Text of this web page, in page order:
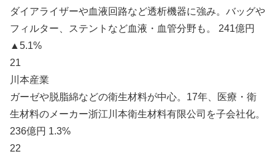
ダイアライザーや血液回路など透析機器に強み。バッグや
フィルター、ステントなど血液・血管分野も。 241億円
▲5.1%
21
川本産業
ガーゼや脱脂綿などの衛生材料が中心。17年、医療・衛
生材料のメーカー浙江川本衛生材料有限公司を子会社化。
236億円 1.3%
22